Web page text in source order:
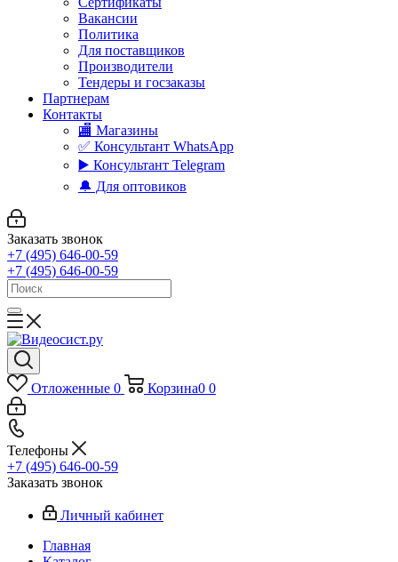
Вакансии
Политика
Для поставщиков
Производители
Тендеры и госзаказы
Партнерам
Контакты
🏬 Магазины
✅️ Консультант WhatsApp
▶️ Консультант Telegram
🔔 Для оптовиков
Заказать звонок
+7 (495) 646-00-59
+7 (495) 646-00-59
Отложенные 0 Корзина0 0
Телефоны
+7 (495) 646-00-59
Заказать звонок
Личный кабинет
Главная